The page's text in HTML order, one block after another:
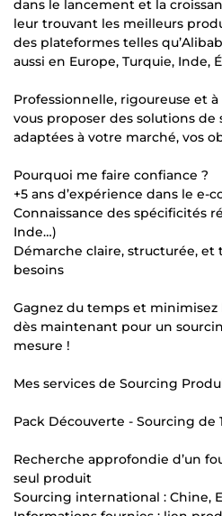
dans le lancement et la
leur trouvant les meilleurs
des plateformes telles
aussi en Europe, Turquie, Inde,
Professionnelle, rigoureuse et à
vous proposer des solutions de
adaptées à votre marché, vos
Pourquoi me faire confiance ?
+5 ans d’expérience dans le e-
Connaissance des spécificités
Inde…)
Démarche claire, structurée, et
besoins
Gagnez du temps et minimisez
dès maintenant pour un
mesure !
Mes services de Sourcing
Pack Découverte - Sourcing de
Recherche approfondie d’un
seul produit
Sourcing international : Chine,